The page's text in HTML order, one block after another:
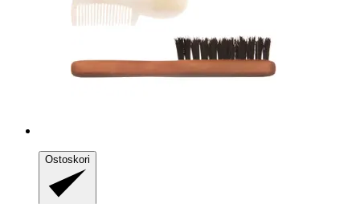
Ostoskori